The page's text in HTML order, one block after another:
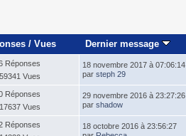
/Vues Dernier message
Réponses
Vues
18 novembre 2017 à 07:06:14
par steph 29
Réponses
Vues
29 novembre 2016 à 23:27:26
par shadow
Réponses
18 octobre 2016 à 23:56:27